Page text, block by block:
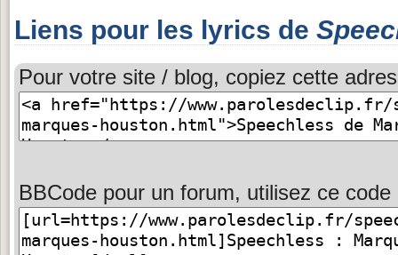
Liens pour les lyrics de
Pour votre site / blog, copiez cette
BBCode pour un forum, utilisez ce code